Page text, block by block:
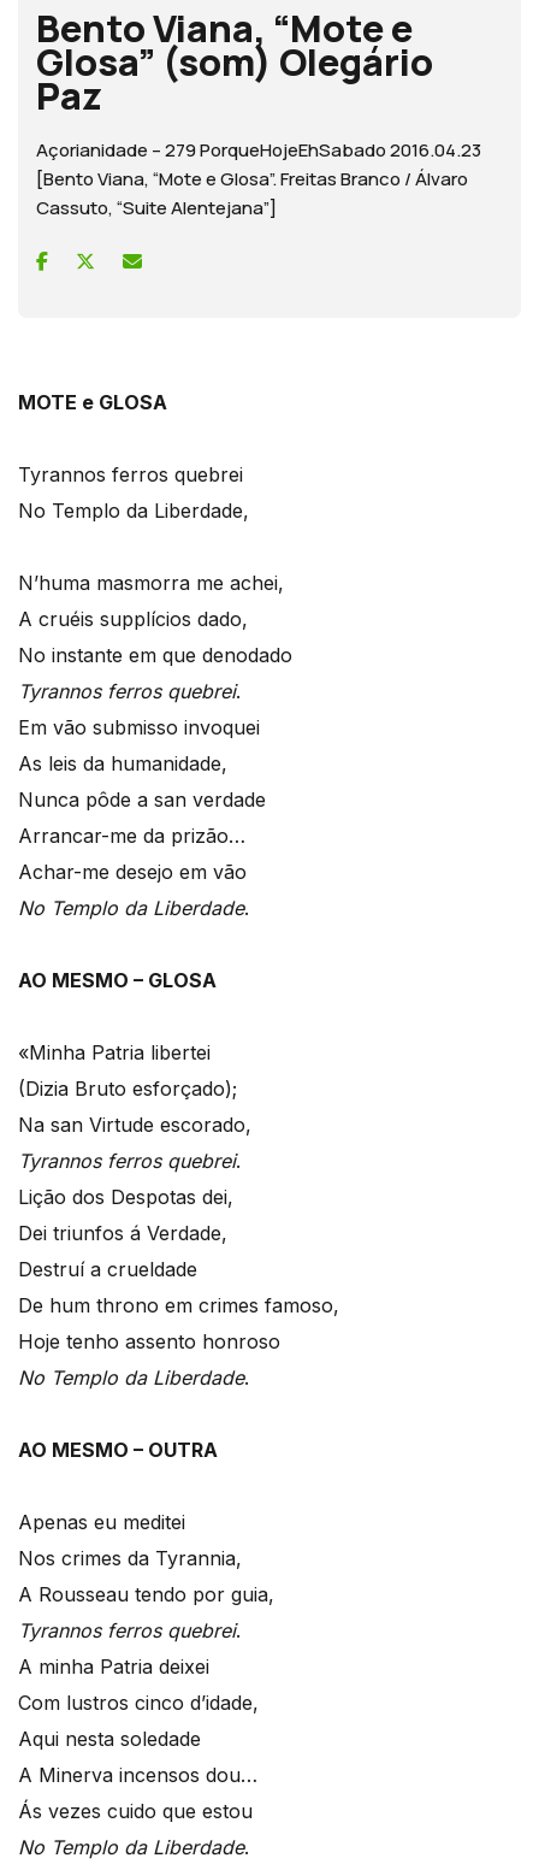
Bento Viana, “Mote e
Glosa” (som) Olegário
Paz
Açorianidade – 279 PorqueHojeEhSabado 2016.04.23
[Bento Viana, “Mote e Glosa”. Freitas Branco / Álvaro
Cassuto, “Suite Alentejana”]
MOTE e GLOSA
Tyrannos ferros quebrei
No Templo da Liberdade,
N’huma masmorra me achei,
A cruéis supplícios dado,
No instante em que denodado
Tyrannos ferros quebrei.
Em vão submisso invoquei
As leis da humanidade,
Nunca pôde a san verdade
Arrancar-me da prizão…
Achar-me desejo em vão
No Templo da Liberdade.
AO MESMO – GLOSA
«Minha Patria libertei
(Dizia Bruto esforçado);
Na san Virtude escorado,
Tyrannos ferros quebrei.
Lição dos Despotas dei,
Dei triunfos á Verdade,
Destruí a crueldade
De hum throno em crimes famoso,
Hoje tenho assento honroso
No Templo da Liberdade.
AO MESMO – OUTRA
Apenas eu meditei
Nos crimes da Tyrannia,
A Rousseau tendo por guia,
Tyrannos ferros quebrei.
A minha Patria deixei
Com lustros cinco d’idade,
Aqui nesta soledade
A Minerva incensos dou…
Ás vezes cuido que estou
No Templo da Liberdade.